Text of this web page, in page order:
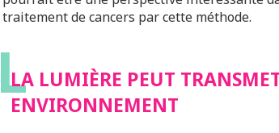
traitement de cancers par cette méthode.
L
LA LUMIÈRE PEUT
ENVIRONNEMENT